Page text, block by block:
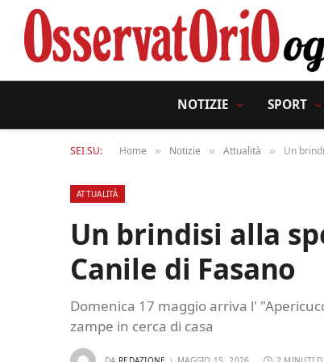
NOTIZIE SPORT
SEI SU: Home » Notizie » Attualità » Un
ATTUALITÀ
Un brindisi alla
Canile di Fasano
Domenica 17 maggio arriva l'
zampe in cerca di casa